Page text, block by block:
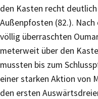
den Kasten recht
Außenpfosten (82.).
völlig überraschten
meterweit über den
mussten bis zum
einer starken Aktion von
den ersten